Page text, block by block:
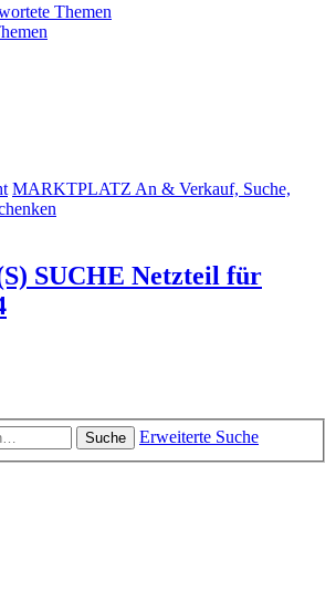
Themen
MARKTPLATZ An & Verkauf, Suche,
SUCHE Netzteil für
Suche
Erweiterte Suche